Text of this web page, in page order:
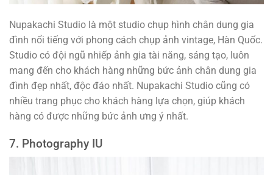
Nupakachi Studio là một studio chụp hình chân dung gia
đình nổi tiếng với phong cách chụp ảnh vintage, Hàn Quốc.
Studio có đội ngũ nhiếp ảnh gia tài năng, sáng tạo, luôn
mang đến cho khách hàng những bức ảnh chân dung gia
đình đẹp nhất, độc đáo nhất. Nupakachi Studio cũng có
nhiều trang phục cho khách hàng lựa chọn, giúp khách
hàng có được những bức ảnh ưng ý nhất.
7. Photography IU